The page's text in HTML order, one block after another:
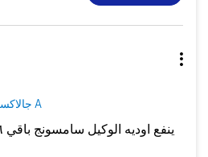
جالاكسى A